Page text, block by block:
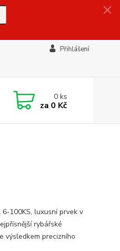
Přihlášení
0ks
za 0 Kč
6-100KS, luxusní prvek v
rybářské
výsledkem precizního